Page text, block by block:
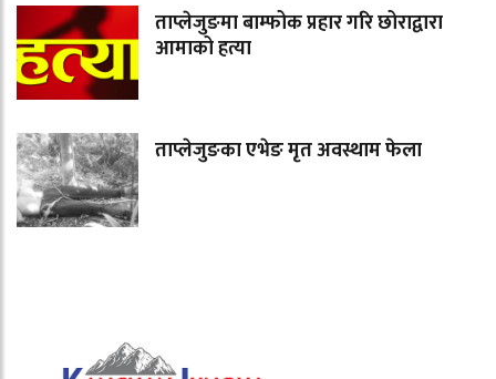
ताप्लेजुङमा बाम्फोक प्रहार गरि छोराद्वारा
आमाको हत्या
ताप्लेजुङका एभेङ मृत अवस्थाम फेला